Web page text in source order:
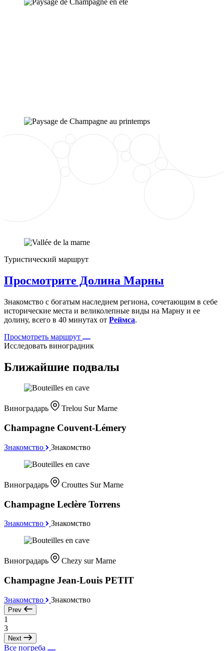
Туристический маршрут
Просмотрите Долина Марны
Знакомство с богатым наследием региона, сочетающим в себе
исторические места и великолепные виды на Марну и ее
долину, всего в 40 минутах от Реймса.
Просмотреть маршрут
Исследовать виноградник
Ближайшие подвалы
Виноградарь Trelou Sur Marne
Champagne Couvent-Lémery
Знакомство Знакомство
Виноградарь Crouttes Sur Marne
Champagne Leclère Torrens
Знакомство Знакомство
Виноградарь Chezy sur Marne
Champagne Jean-Louis PETIT
Знакомство Знакомство
Prev
1
3
Next
Все погреба